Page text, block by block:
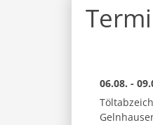
06.08. -